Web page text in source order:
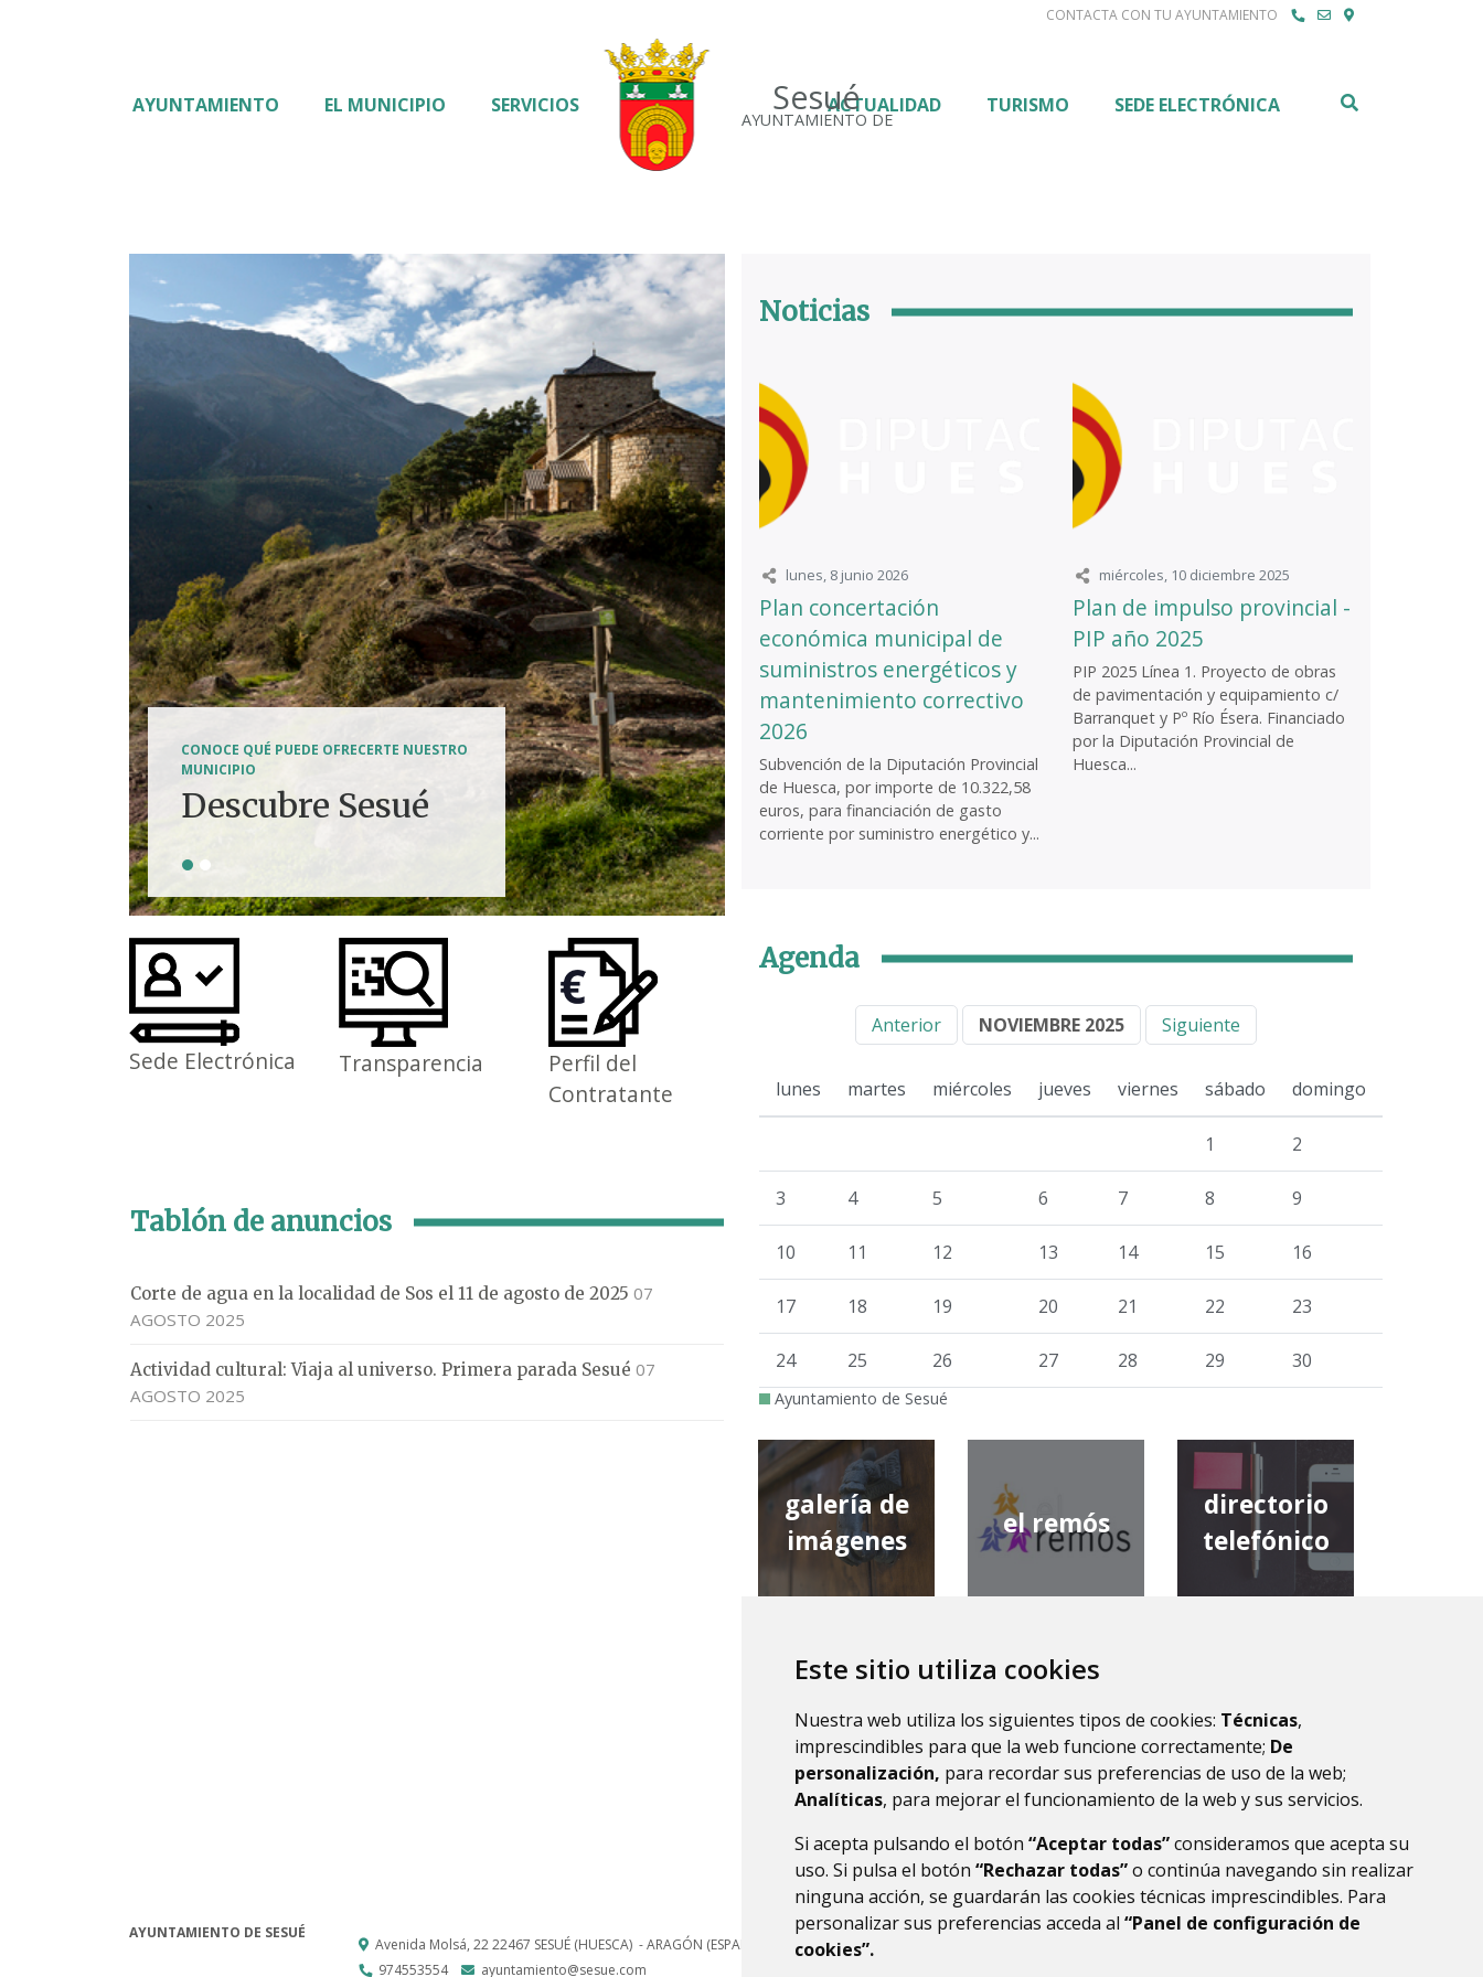
Este sitio utiliza cookies
Nuestra web utiliza los siguientes tipos de cookies: Técnicas,
imprescindibles para que la web funcione correctamente; De
personalización, para recordar sus preferencias de uso de la web;
Analíticas, para mejorar el funcionamiento de la web y sus servicios.
Si acepta pulsando el botón “Aceptar todas”consideramos que acepta su
uso. Si pulsa el botón “Rechazar todas”o continúa navegando sin realizar
ninguna acción, se guardarán las cookies técnicas imprescindibles. Para
personalizar sus preferencias acceda al “Panel de configuración de
cookies”.
CONTACTA CON TU AYUNTAMIENTO
Sesué
AYUNTAMIENTO DE
AYUNTAMIENTO EL MUNICIPIO SERVICIOS ACTUALIDAD TURISMO SEDE ELECTRÓNICA
CONOCE QUÉ PUEDE OFRECERTE NUESTRO
MUNICIPIO
Descubre Sesué
Tierra de
aventuras
Sede Electrónica Transparencia
Perfil del
Contratante
Tablón de anuncios
Corte de agua en la localidad de Sos el 11 de agosto de 2025 07
AGOSTO 2025
Actividad cultural: Viaja al universo. Primera parada Sesué 07
AGOSTO 2025
Noticias
lunes, 8 junio 2026
Plan concertación
económica municipal de
suministros energéticos y
mantenimiento correctivo
2026
Subvención de la Diputación Provincial
de Huesca, por importe de 10.322,58
euros, para financiación de gasto
corriente por suministro energético y...
miércoles, 10 diciembre 2025
Plan de impulso provincial -
PIP año 2025
PIP 2025 Línea 1. Proyecto de obras
de pavimentación y equipamiento c/
Barranquet y Pº Río Ésera. Financiado
por la Diputación Provincial de
Huesca...
Agenda
Anterior NOVIEMBRE 2025 Siguiente
lunes martes miércoles jueves viernes sábado domingo
1 2
3 4 5 6 7 8 9
10 11 12 13 14 15 16
17 18 19 20 21 22 23
24 25 26 27 28 29 30
Ayuntamiento de Sesué
galería de
imágenes
el remós
directorio
telefónico
hace
la ribagorza
provincial de
huesca
AYUNTAMIENTO DE SESUÉ
Avenida Molsá, 2222467 SESUÉ (HUESCA) - ARAGÓN (ESPAÑA)
974553554
ayuntamiento@sesue.com